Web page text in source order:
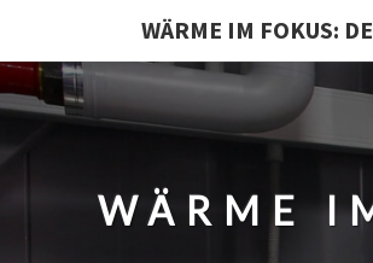
WÄRME IM FOKUS:
WÄRME